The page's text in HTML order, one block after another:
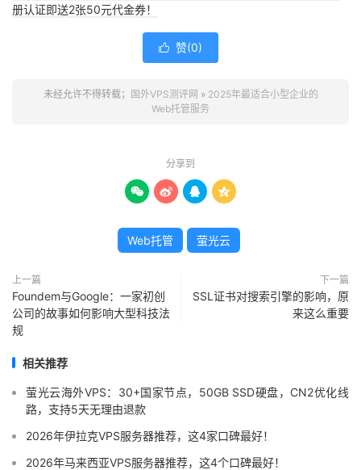
册认证即送2张50元代金券！
 赞(0)
未经允许不得转载； 国外VPS测评网 » 2025年最适合小型企业的
Web托管服务
分享到
   
Web托管 萤光云
上一篇
Foundem与Google：一家初创
公司的故事如何影响大型科技法
规
下一篇
SSL证书对搜索引擎的影响，原
来这么重要
相关推荐
萤光云海外VPS：30+国家节点，50GB SSD硬盘，CN2优化线
路，支持5天无理由退款
2026年伊拉克VPS服务器推荐，这4家口碑最好！
2026年马来西亚VPS服务器推荐，这4个口碑最好！